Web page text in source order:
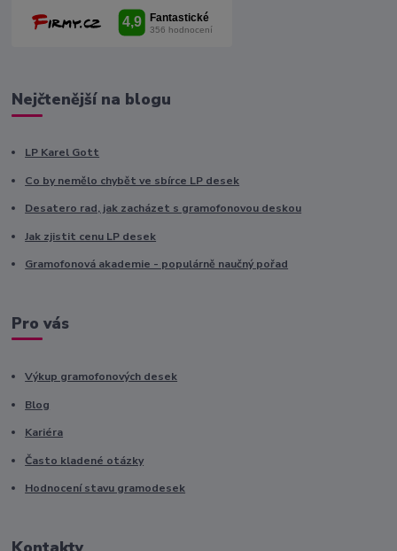
Nejčtenější na blogu
LP Karel Gott
Co by nemělo chybět ve sbírce LP desek
Desatero rad, jak zacházet s gramofonovou deskou
Jak zjistit cenu LP desek
Gramofonová akademie - populárně naučný pořad
Pro vás
Výkup gramofonových desek
Blog
Kariéra
Často kladené otázky
Hodnocení stavu gramodesek